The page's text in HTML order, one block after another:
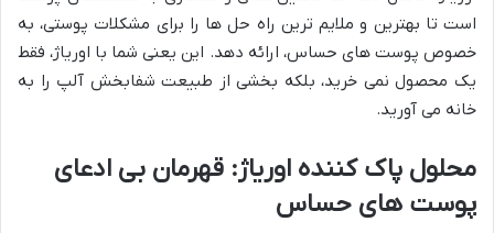
است تا بهترین و ملایم ترین راه حل ها را برای مشکلات پوستی، به
خصوص پوست های حساس، ارائه دهد. این یعنی شما با اوریاژ، فقط
یک محصول نمی خرید، بلکه بخشی از طبیعت شفابخش آلپ را به
خانه می آورید.
محلول پاک کننده اوریاژ: قهرمان بی ادعای
پوست های حساس